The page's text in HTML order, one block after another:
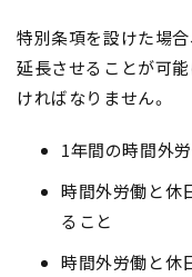
特別条項を設けた場
延長させることが可
ければなりません。
1年間の時間外
時間外労働と休
ること
時間外労働と休